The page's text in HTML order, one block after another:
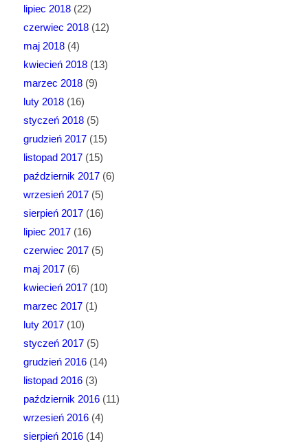
lipiec 2018(22)
czerwiec 2018(12)
maj 2018(4)
kwiecień 2018(13)
marzec 2018(9)
luty 2018(16)
styczeń 2018(5)
grudzień 2017(15)
listopad 2017(15)
październik 2017(6)
wrzesień 2017(5)
sierpień 2017(16)
lipiec 2017(16)
czerwiec 2017(5)
maj 2017(6)
kwiecień 2017(10)
marzec 2017(1)
luty 2017(10)
styczeń 2017(5)
grudzień 2016(14)
listopad 2016(3)
październik 2016(11)
wrzesień 2016(4)
sierpień 2016(14)